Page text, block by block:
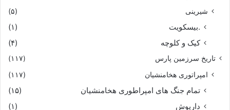
شیرینی
(۵)
.بیسکویت
(۱)
کیک و کلوچه
(۴)
تاریخ سرزمین پارس (۱۱۷)
امپراتوری هخامنشیان (۱۱۷)
تمام جنگ های امپراطوری هخامنشیان
(۱۵)
داریوش
(۱)